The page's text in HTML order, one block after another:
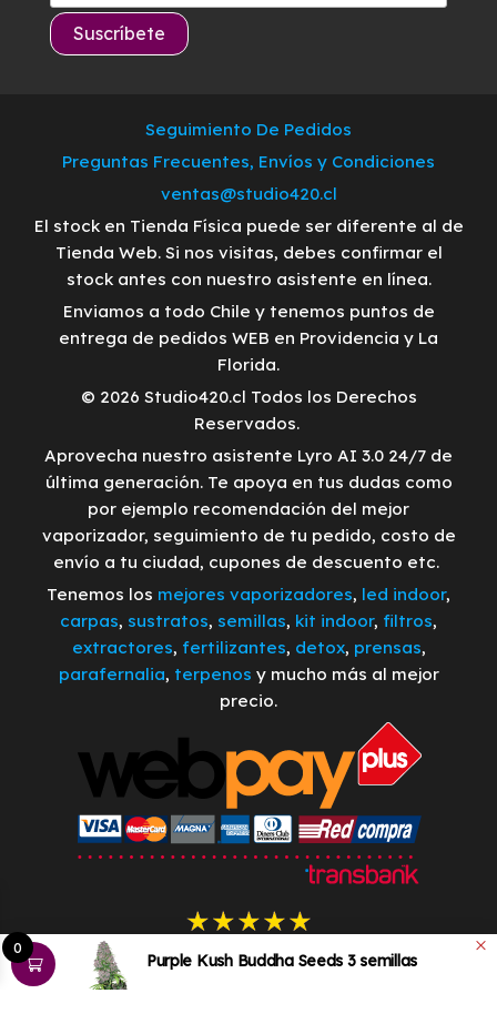
Seguimiento De Pedidos
Preguntas Frecuentes, Envíos y Condiciones
ventas@studio420.cl
El stock en Tienda Física puede ser diferente al de
Tienda Web. Si nos visitas, debes confirmar el
stock antes con nuestro asistente en línea.
Enviamos a todo Chile y tenemos puntos de
entrega de pedidos WEB en Providencia y La
Florida.
© 2026 Studio420.cl Todos los Derechos
Reservados.
Aprovecha nuestro asistente Lyro AI 3.0 24/7 de
última generación. Te apoya en tus dudas como
por ejemplo recomendación del mejor
vaporizador, seguimiento de tu pedido, costo de
envío a tu ciudad, cupones de descuento etc.
Tenemos los mejores vaporizadores, led indoor,
carpas, sustratos, semillas, kit indoor, filtros,
extractores, fertilizantes, detox, prensas,
parafernalia, terpenos y mucho más al mejor
precio.
Purple Kush Buddha Seeds 3 semillas
0